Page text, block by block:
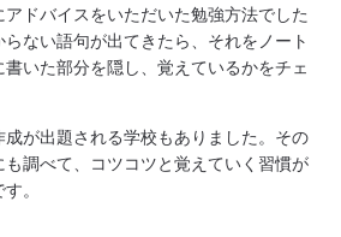
ドバイスをいただいた勉強方法でした
ない語句が出てきたら、それをノート
いた部分を隠し、覚えているかをチェ
が出題される学校もありました。その
調べて、コツコツと覚えていく習慣が
。